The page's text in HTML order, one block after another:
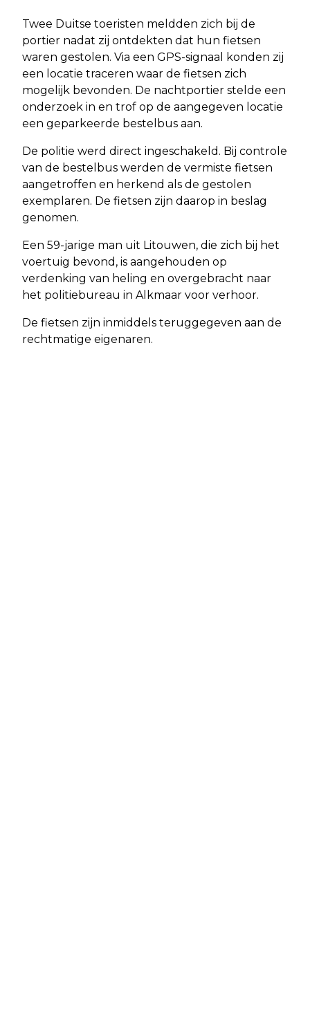
Twee Duitse toeristen meldden zich bij de
portier nadat zij ontdekten dat hun fietsen
waren gestolen. Via een GPS-signaal konden zij
een locatie traceren waar de fietsen zich
mogelijk bevonden. De nachtportier stelde een
onderzoek in en trof op de aangegeven locatie
een geparkeerde bestelbus aan.
De politie werd direct ingeschakeld. Bij controle
van de bestelbus werden de vermiste fietsen
aangetroffen en herkend als de gestolen
exemplaren. De fietsen zijn daarop in beslag
genomen.
Een 59-jarige man uit Litouwen, die zich bij het
voertuig bevond, is aangehouden op
verdenking van heling en overgebracht naar
het politiebureau in Alkmaar voor verhoor.
De fietsen zijn inmiddels teruggegeven aan de
rechtmatige eigenaren.